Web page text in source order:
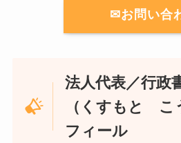
✉お問い合
法人代表／行
（くすもと こ
フィール